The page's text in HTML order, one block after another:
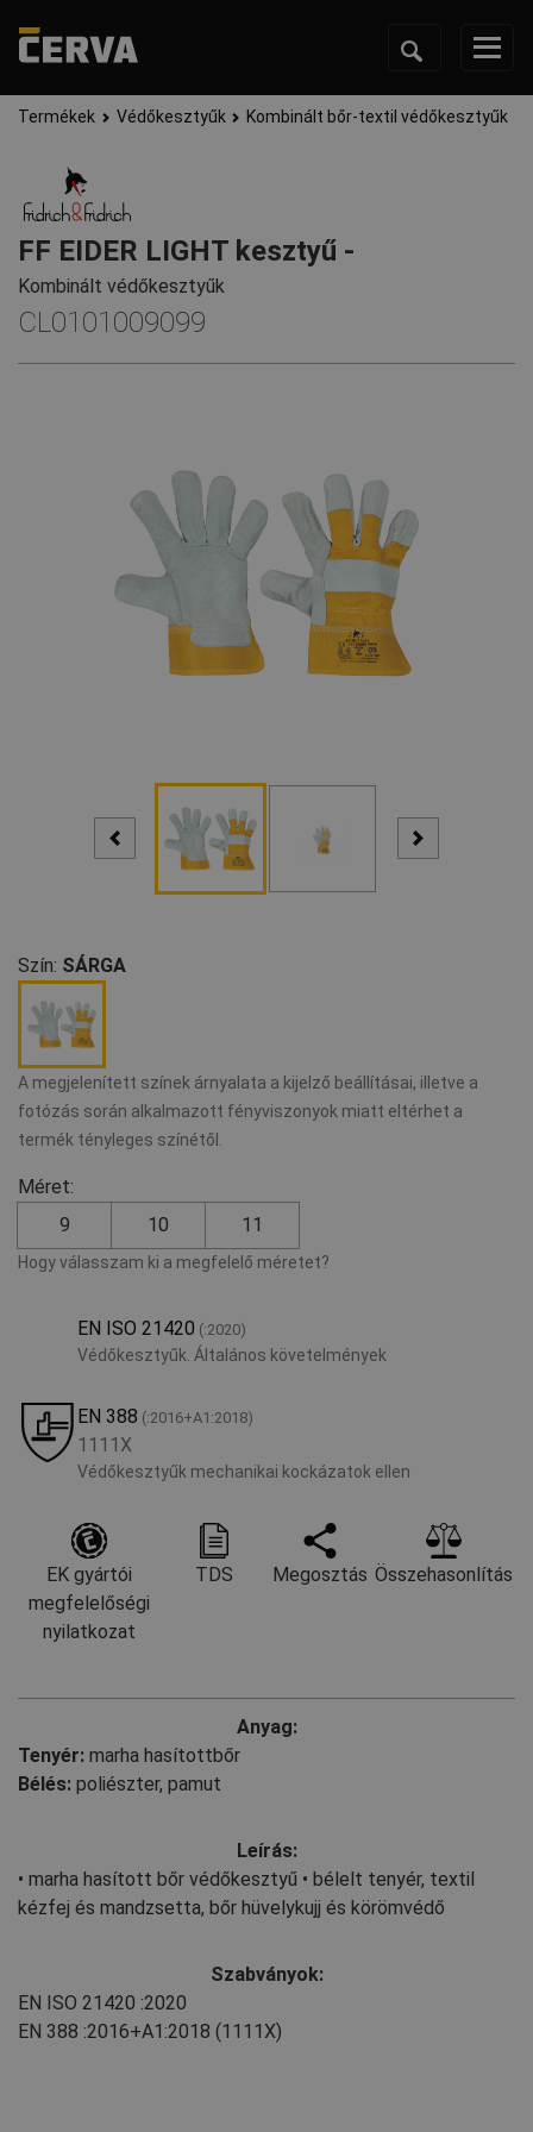
Termékek Védőkesztyűk Kombinált bőr-textil védőkesztyűk
FF EIDER LIGHT kesztyű -
Kombinált védőkesztyűk
CL0101009099
Szín: SÁRGA
A megjelenített színek árnyalata a kijelző beállításai, illetve a
fotózás során alkalmazott fényviszonyok miatt eltérhet a
termék tényleges színétől.
Méret:
9
10 11
Hogy válasszam ki a megfelelő méretet?
EN ISO 21420 (:2020)
Védőkesztyűk. Általános követelmények
EN 388 (:2016+A1:2018)
1111X
Védőkesztyűk mechanikai kockázatok ellen
EK gyártói
megfelelőségi
nyilatkozat
TDS Megosztás Összehasonlítás
Anyag:
Tenyér: marha hasítottbőr
Bélés: poliészter, pamut
Leírás:
• marha hasított bőr védőkesztyű • bélelt tenyér, textil
kézfej és mandzsetta, bőr hüvelykujj és körömvédő
Szabványok:
EN ISO 21420 :2020
EN 388 :2016+A1:2018 (1111X)